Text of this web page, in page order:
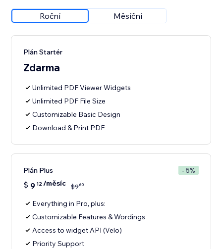
Roční Měsíční
Plán Startér
Zdarma
Unlimited PDF Viewer Widgets
Unlimited PDF File Size
Customizable Basic Design
Download & Print PDF
Plán Plus - 5%
$ 9 12/měsíc $960
Everything in Pro, plus:
Customizable Features & Wordings
Access to widget API (Velo)
Priority Support